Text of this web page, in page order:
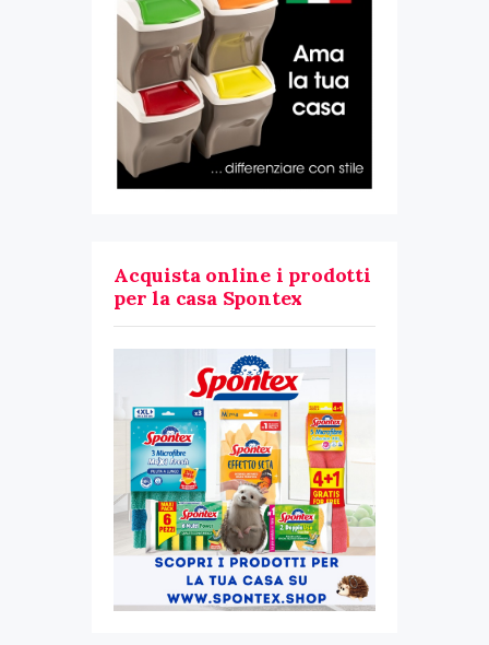
Acquista online i prodotti
per la casa Spontex